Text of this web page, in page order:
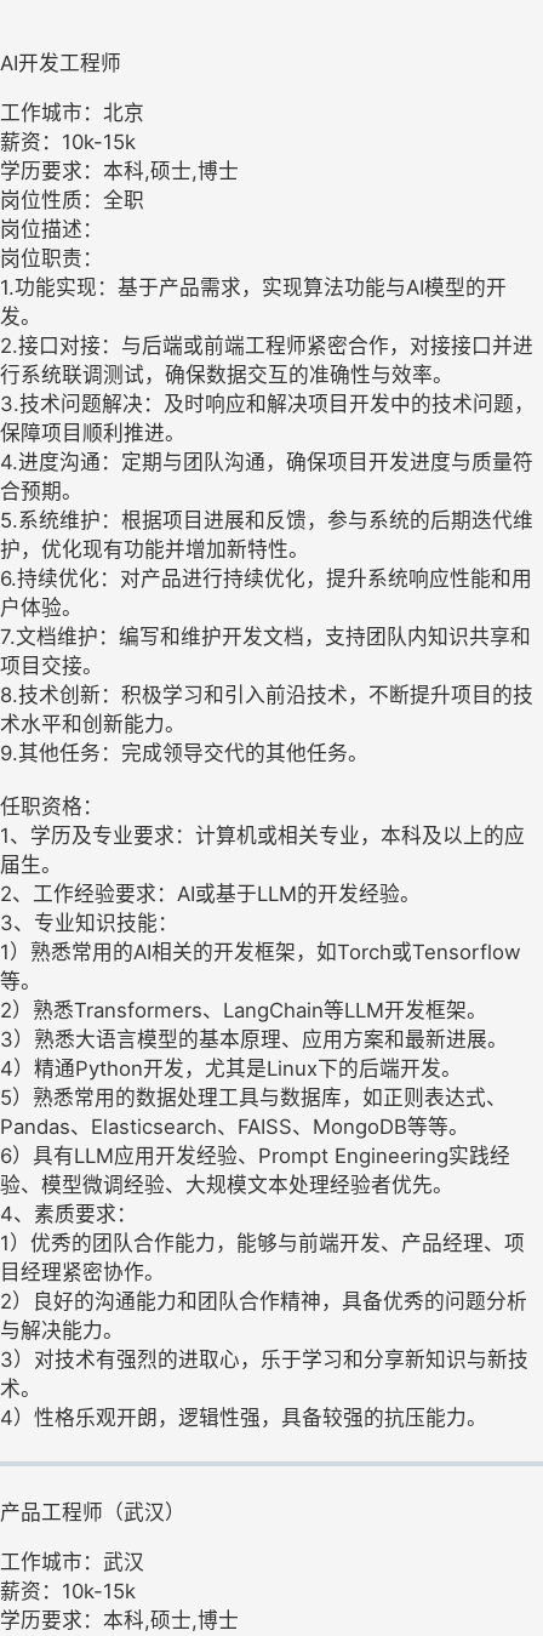
AI开发工程师
工作城市：北京
薪资：10k-15k
学历要求：本科,硕士,博士
岗位性质：全职
岗位描述：
岗位职责：
1.功能实现：基于产品需求，实现算法功能与AI模型的开
发。
2.接口对接：与后端或前端工程师紧密合作，对接接口并进
行系统联调测试，确保数据交互的准确性与效率。
3.技术问题解决：及时响应和解决项目开发中的技术问题，
保障项目顺利推进。
4.进度沟通：定期与团队沟通，确保项目开发进度与质量符
合预期。
5.系统维护：根据项目进展和反馈，参与系统的后期迭代维
护，优化现有功能并增加新特性。
6.持续优化：对产品进行持续优化，提升系统响应性能和用
户体验。
7.文档维护：编写和维护开发文档，支持团队内知识共享和
项目交接。
8.技术创新：积极学习和引入前沿技术，不断提升项目的技
术水平和创新能力。
9.其他任务：完成领导交代的其他任务。
任职资格：
1、学历及专业要求：计算机或相关专业，本科及以上的应
届生。
2、工作经验要求：AI或基于LLM的开发经验。
3、专业知识技能：
1）熟悉常用的AI相关的开发框架，如Torch或Tensorflow
等。
2）熟悉Transformers、LangChain等LLM开发框架。
3）熟悉大语言模型的基本原理、应用方案和最新进展。
4）精通Python开发，尤其是Linux下的后端开发。
5）熟悉常用的数据处理工具与数据库，如正则表达式、
Pandas、Elasticsearch、FAISS、MongoDB等等。
6）具有LLM应用开发经验、Prompt Engineering实践经
验、模型微调经验、大规模文本处理经验者优先。
4、素质要求：
1）优秀的团队合作能力，能够与前端开发、产品经理、项
目经理紧密协作。
2）良好的沟通能力和团队合作精神，具备优秀的问题分析
与解决能力。
3）对技术有强烈的进取心，乐于学习和分享新知识与新技
术。
4）性格乐观开朗，逻辑性强，具备较强的抗压能力。
产品工程师（武汉）
工作城市：武汉
薪资：10k-15k
学历要求：本科,硕士,博士